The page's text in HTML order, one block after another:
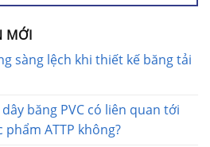
MỚI
sàng lệch khi thiết kế băng tải
băng PVC có liên quan tới
ATTP không?